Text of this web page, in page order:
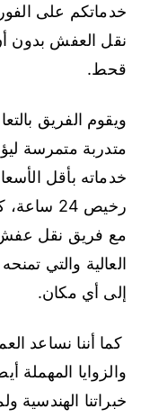
خدماتكم على
نقل العفش بدون
قحط.
ويقوم الفريق
متدربة متمرسة
خدماته بأقل
رخيص 24
مع فريق نقل عفش
العالية والتي
إلى أي مكان.
كما أننا نساعد
والزوايا المهملة
خبراتنا الهندسية